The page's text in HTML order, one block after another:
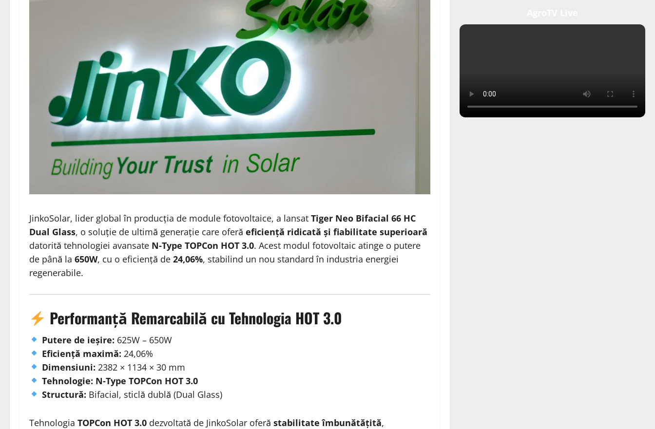
JinkoSolar, lider global în producția de module fotovoltaice, a lansat Tiger Neo Bifacial 66 HC
Dual Glass, o soluție de ultimă generație care oferă eficiență ridicată și fiabilitate superioară
datorită tehnologiei avansate N-Type TOPCon HOT 3.0. Acest modul fotovoltaic atinge o putere
de până la 650W, cu o eficiență de 24,06%, stabilind un nou standard în industria energiei
regenerabile.
Performanță Remarcabilă cu Tehnologia HOT 3.0
Putere de ieșire: 625W – 650W
Eficiență maximă: 24,06%
Dimensiuni: 2382 × 1134 × 30 mm
Tehnologie: N-Type TOPCon HOT 3.0
Structură: Bifacial, sticlă dublă (Dual Glass)
Tehnologia TOPCon HOT 3.0 dezvoltată de JinkoSolar oferă stabilitate îmbunătățită,